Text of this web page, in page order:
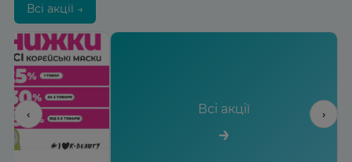
Всі акції →
‹ Всі акції
→
›